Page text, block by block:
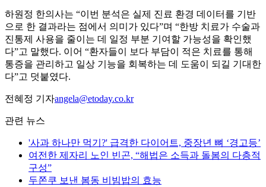
하원정 한의사는 “이번 분석은 실제 진료 환경 데이터를 기반
으로 한 결과라는 점에서 의미가 있다”며 “한방 치료가 수술과
진통제 사용을 줄이는 데 일정 부분 기여할 가능성을 확인했
다”고 말했다. 이어 “환자들이 보다 부담이 적은 치료를 통해
통증을 관리하고 일상 기능을 회복하는 데 도움이 되길 기대한
다”고 덧붙였다.
전혜정 기자angela@etoday.co.kr
관련 뉴스
'사과 하나만 먹기?' 급격한 다이어트, 중장년 뼈 ‘경고등’
여전한 제자리 노인 빈곤, “해법은 소득과 돌봄의 다층적
구성”
두쫀쿠 보낸 봄동 비빔밥의 효능